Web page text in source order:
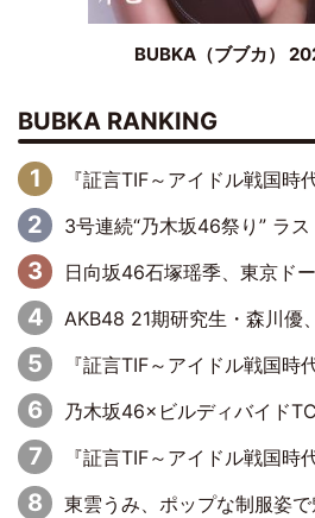
BUBKA（ブブカ）
BUBKA RANKING
『証言TIF～アイドル戦国時代とはなんだったのか～』第6回：でんぱ組.inc・古川未鈴×相沢梨紗「『ハロプロやりたかった
3号連続“乃木坂46祭り” ラストを飾るのは賀喜遥香…5年ぶりの登
日向坂46石塚瑶季、東京ドームで“観戦バレ”！ ナイツ・塙も認めた「巨人に詳
AKB48 21期研究生・森川優、
『証言TIF～アイドル戦国時代とはなんだったのか～』第10回：さくら学院・武藤彩未×飯田らうら「正直
乃木坂46×ビルディバイドTCG Vol.2公開 賀喜遥香
『証言TIF～アイドル戦国時代とはなんだったのか～』第8回：Negicco・Nao☆×Megu×Kaede
東雲うみ、ポップな制服姿で魅